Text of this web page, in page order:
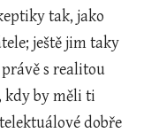
tak, jako
ještě jim taky
s realitou
kdy by měli ti
dobře